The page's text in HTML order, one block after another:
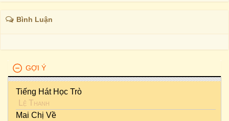
Bình Luận
GỢI Ý
Tiếng Hát Học Trò
Lệ Thanh
Mai Chị Về